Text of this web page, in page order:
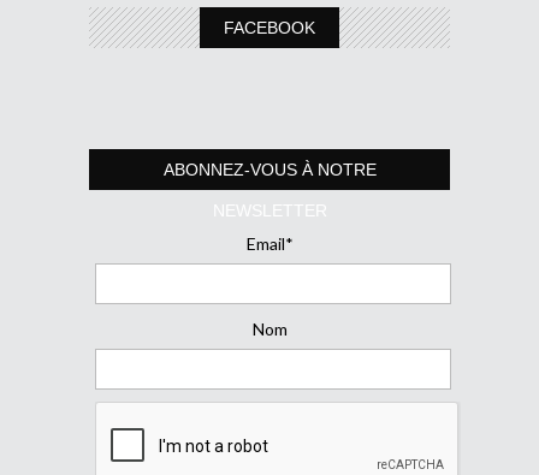
FACEBOOK
ABONNEZ-VOUS À NOTRE
NEWSLETTER
Email*
Nom